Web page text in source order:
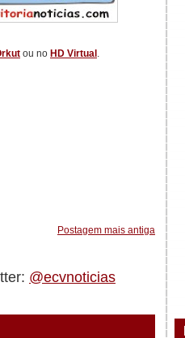
ou no HD Virtual .
Postagem mais antiga
@ecvnoticias